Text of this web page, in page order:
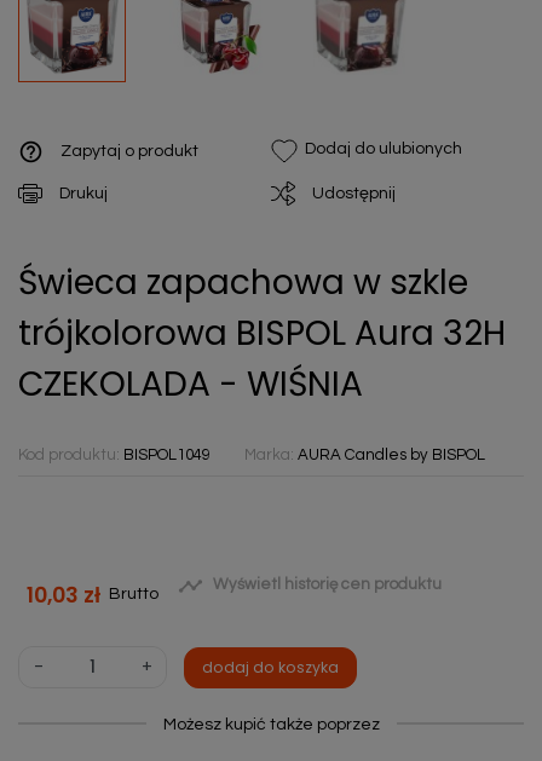
help_outline Zapytaj o produkt Dodaj do ulubionych
Drukuj Udostępnij
Świeca zapachowa w szkle
trójkolorowa BISPOL Aura 32H
CZEKOLADA - WIŚNIA
Kod produktu: BISPOL1049 Marka: AURA Candles by BISPOL
10,03 zł Brutto  Wyświetl historię cen produktu
- + dodaj do koszyka
Możesz kupić także poprzez